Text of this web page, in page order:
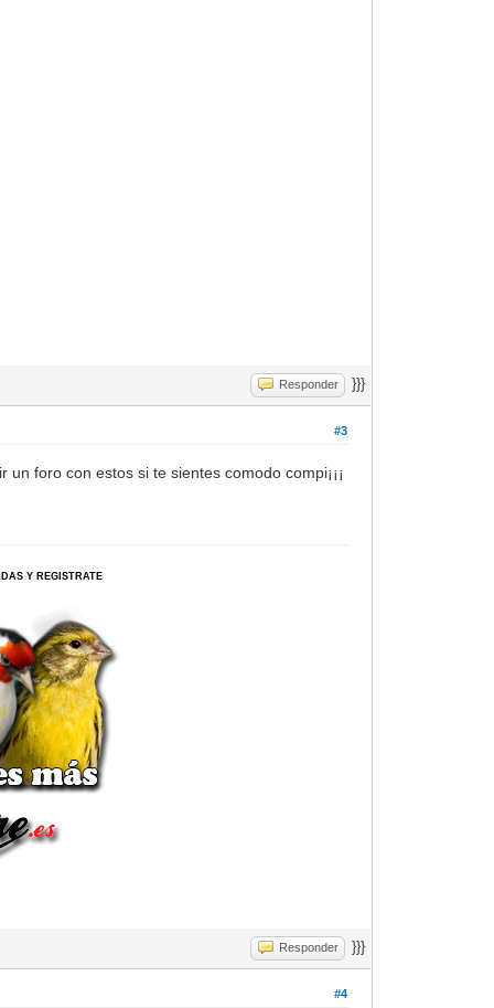
Responder }}}
#3
foro con estos si te sientes comodo compi¡¡¡
Y REGISTRATE
Responder }}}
#4